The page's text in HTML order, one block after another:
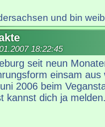
und bin
18:22:45
seit neun
einsam aus
2006 beim
kannst dich ja